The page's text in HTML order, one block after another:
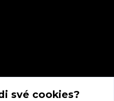
své cookies?